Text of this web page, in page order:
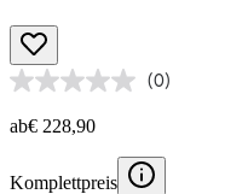
(0)
ab€ 228,90
Komplettpreis